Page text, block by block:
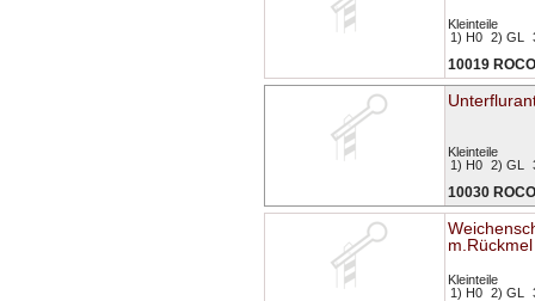
Kleinteile
1) H0 2) GL
10019 ROCO
Kleinteile
1) H0 2) GL
10030 ROCO
m.Rückmel
Kleinteile
1) H0 2) GL